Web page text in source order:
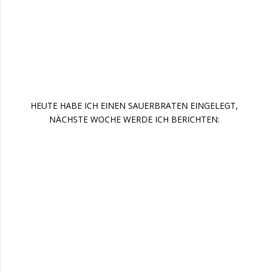
HEUTE HABE ICH EINEN SAUERBRATEN EINGELEGT,
NÄCHSTE WOCHE WERDE ICH BERICHTEN: